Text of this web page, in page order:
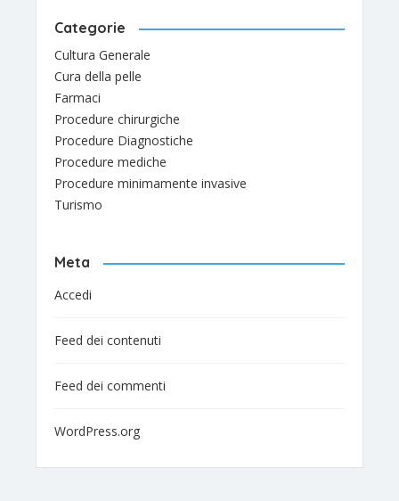
Categorie
Cultura Generale
Cura della pelle
Farmaci
Procedure chirurgiche
Procedure Diagnostiche
Procedure mediche
Procedure minimamente invasive
Turismo
Meta
Accedi
Feed dei contenuti
Feed dei commenti
WordPress.org